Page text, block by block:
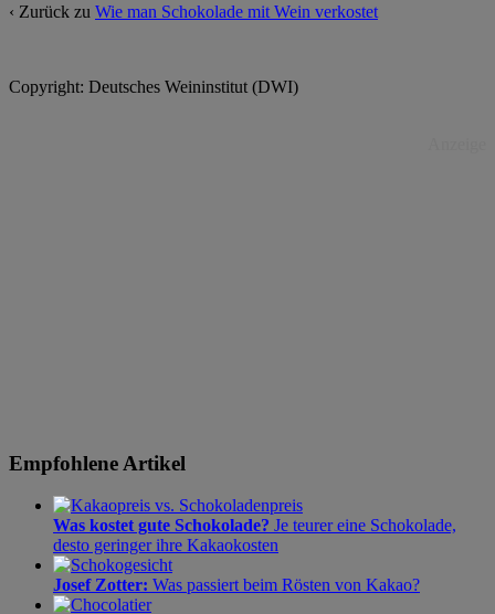
‹ Zurück zu Wie man Schokolade mit Wein verkostet
Copyright: Deutsches Weininstitut (DWI)
Empfohlene Artikel
Was kostet gute Schokolade? Je teurer eine Schokolade,
desto geringer ihre Kakaokosten
Josef Zotter: Was passiert beim Rösten von Kakao?